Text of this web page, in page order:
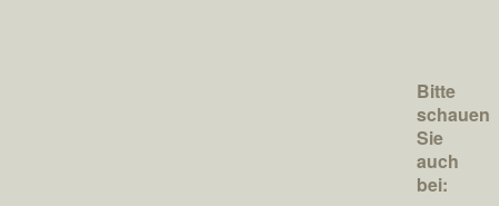
Bitte
schauen
Sie
auch
bei: